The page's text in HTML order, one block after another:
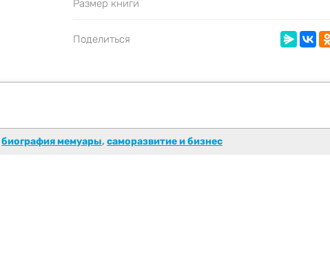
Размер книги
Поделиться
биография мемуары, саморазвитие и бизнес